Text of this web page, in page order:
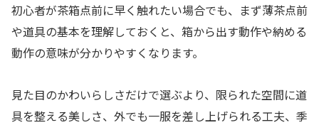
初心者が茶箱点前に早く触れたい場合でも、まず薄茶点前
や道具の基本を理解しておくと、箱から出す動作や納める
動作の意味が分かりやすくなります。
見た目のかわいらしさだけで選ぶより、限られた空間に道
具を整える美しさ、外でも一服を差し上げられる工夫、季